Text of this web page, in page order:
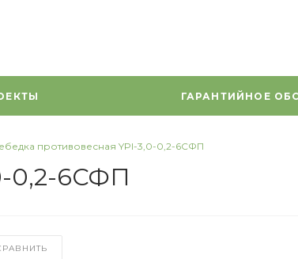
ГАРАНТИЙНОЕ
противовесная YPI-3,0-0,2-6СФП
0,2-6СФП